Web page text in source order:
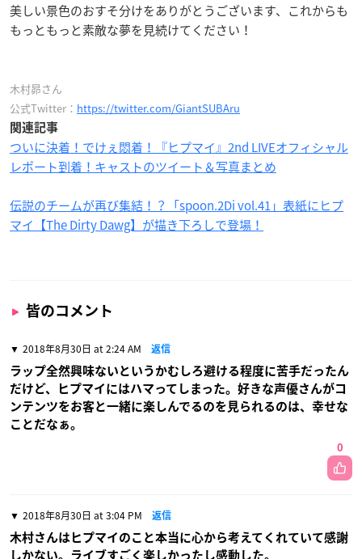
美しい景色のおすそ分けをありがとうございます、これからも
もっともっと素敵な夢を見続けてください！
木村昴さん
公式Twitter： https://twitter.com/GiantSUBAru
関連記事
ついに決着！でけぇ悶着！『ヒプマイ』2nd LIVEオフィシャル
レポート到着！キャストのツイート＆写真まとめ
伝説のチームが再び集結！？「spoon.2Di vol.41」表紙にヒプ
マイ【The Dirty Dawg】が描き下ろしで登場！
皆のコメント
2018年8月30日 at 2:24 AM 返信
ラップ全然興味ないというかむしろ避ける程度に苦手だったん
だけど、ヒプマイにはハマってしまった。好きな声優さんがコ
ンテンツをお客と一緒に楽しんでるのを見られるのは、幸せな
ことだなぁ。
0
2018年8月30日 at 3:04 PM 返信
木村さんはヒプマイのこと本当に心から考えてくれていて感謝
しかない。ライブすごく楽しかったし感動した。